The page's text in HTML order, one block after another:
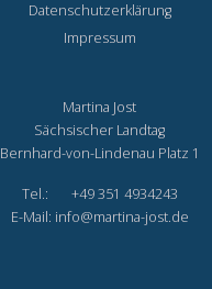
Datenschutzerklärung
Impressum
Martina Jost
Sächsischer Landtag
Bernhard-von-Lindenau Platz 1
Tel.: +49 351 4934243
E-Mail: info@martina-jost.de